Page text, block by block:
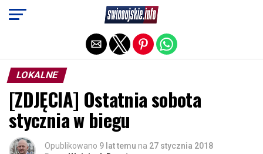
LOKALNE
[ZDJĘCIA] Ostatnia sobota
stycznia w biegu
Opublikowano 9 lat temu na 27 stycznia 2018
Exit mobile version